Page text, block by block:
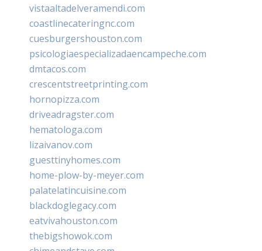
vistaaltadelveramendi.com
coastlinecateringnc.com
cuesburgershouston.com
psicologiaespecializadaencampeche.com
dmtacos.com
crescentstreetprinting.com
hornopizza.com
driveadragster.com
hematologa.com
lizaivanov.com
guesttinyhomes.com
home-plow-by-meyer.com
palatelatincuisine.com
blackdoglegacy.com
eatvivahouston.com
thebigshowok.com